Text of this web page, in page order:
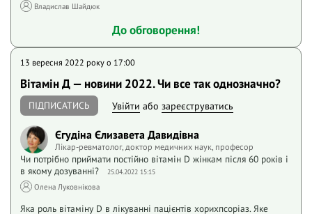
Владислав Шайдюк
До обговорення!
13 вересня 2022 року o 17:00
Вітамін Д — новини 2022. Чи все так однозначно?
ПІДПИСАТИСЬ Увійти або зареєструватись
Єгудіна Єлизавета Давидівна
Лікар-ревматолог, доктор медичних наук, професор
Чи потрібно приймати постійно вітамін D жінкам після 60 років і
в якому дозуванні?
25.04.2022 15:15
Олена Луковнікова
Яка роль вітаміну D в лікуванні пацієнтів хорихпсоріаз. Яке